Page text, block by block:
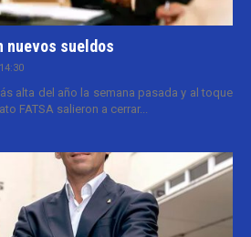
nuevos sueldos
alta del año la semana pasada y al toque
FATSA salieron a cerrar...